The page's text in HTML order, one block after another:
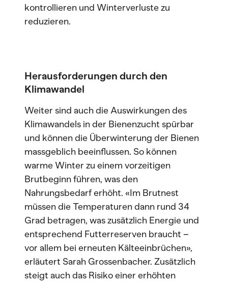
kontrollieren und Winterverluste zu
reduzieren.
Herausforderungen durch den
Klimawandel
Weiter sind auch die Auswirkungen des
Klimawandels in der Bienenzucht spürbar
und können die Überwinterung der Bienen
massgeblich beeinflussen. So können
warme Winter zu einem vorzeitigen
Brutbeginn führen, was den
Nahrungsbedarf erhöht. «Im Brutnest
müssen die Temperaturen dann rund 34
Grad betragen, was zusätzlich Energie und
entsprechend Futterreserven braucht –
vor allem bei erneuten Kälteeinbrüchen»,
erläutert Sarah Grossenbacher. Zusätzlich
steigt auch das Risiko einer erhöhten